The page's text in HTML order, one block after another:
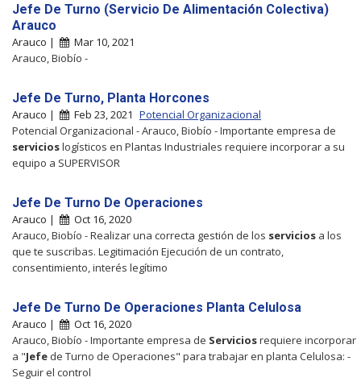
Jefe De Turno (Servicio De Alimentación Colectiva)
Arauco
Arauco |
Mar 10, 2021
Arauco, Biobío -
Jefe De Turno, Planta Horcones
Arauco | Feb 23, 2021 Potencial Organizacional
Potencial Organizacional - Arauco, Biobío - Importante empresa de
servicioslogísticos en Plantas Industriales requiere incorporar a su
equipo a SUPERVISOR
Jefe De Turno De Operaciones
Arauco |
Oct 16, 2020
Arauco, Biobío - Realizar una correcta gestión de los servicios a los
que te suscribas. Legitimación Ejecución de un contrato,
consentimiento, interés legítimo
Jefe De Turno De Operaciones Planta Celulosa
Arauco |
Oct 16, 2020
Arauco, Biobío - Importante empresa de Serviciosrequiere incorporar
a "Jefe de Turno de Operaciones" para trabajar en planta Celulosa: -
Seguir el control